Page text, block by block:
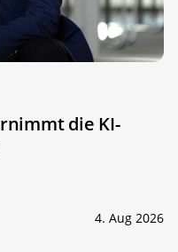
die KI-
4. Aug 2026